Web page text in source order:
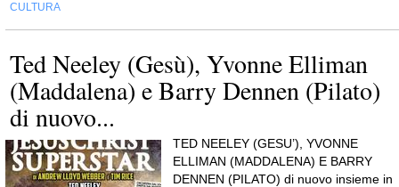
CULTURA
Ted Neeley (Gesù), Yvonne Elliman
(Maddalena) e Barry Dennen (Pilato)
di nuovo...
TED NEELEY (GESU’), YVONNE
ELLIMAN (MADDALENA) E BARRY
DENNEN (PILATO) di nuovo insieme in